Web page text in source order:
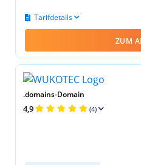
Tarifdetails
ZUM
.domains-Domain
4,9 (4)